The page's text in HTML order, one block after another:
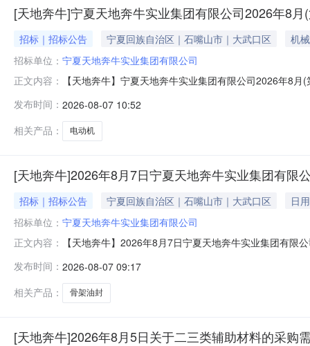
[天地奔牛]宁夏天地奔牛实业集团有限公司2026年8
招标｜招标公告 宁夏回族自治区｜石嘴山市｜大武口区
机
招标单位： 宁夏天地奔牛实业集团有限公司
正文内容：
【天地奔牛】宁夏天地奔牛实业集团有限公司2026年8
水冷。传感器不低于以下配置：预埋电机绕组温度、轴
950mm×950m
发布时间： 2026-08-07 10:52
相关产品：
电动机
[天地奔牛]2026年8月7日宁夏天地奔牛实业集团有限
招标｜招标公告 宁夏回族自治区｜石嘴山市｜大武口区
日
招标单位： 宁夏天地奔牛实业集团有限公司
正文内容：
【天地奔牛】2026年8月7日宁夏天地奔牛实业集团有
号GB9877.1-1988件20按通知发货2骨架油封
发布时间： 2026-08-07 09:17
相关产品：
骨架油封
[天地奔牛]2026年8月5日关于二三类辅助材料的采购